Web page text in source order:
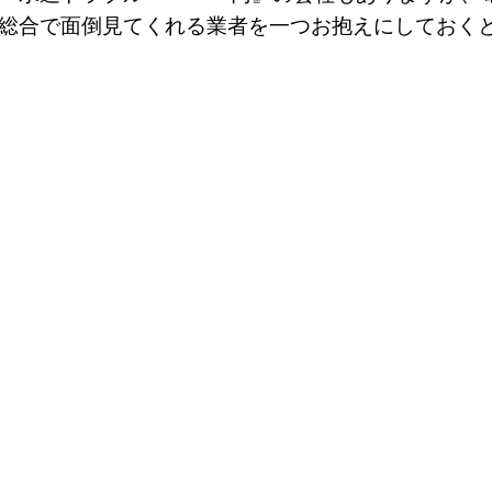
合で面倒見てくれる業者を一つお抱えにしておく